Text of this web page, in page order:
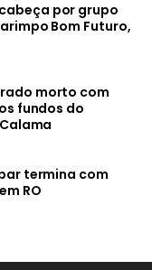
por grupo
Bom Futuro,
morto com
fundos do
termina com
RO